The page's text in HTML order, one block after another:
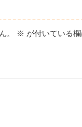
。 ※ が付いている